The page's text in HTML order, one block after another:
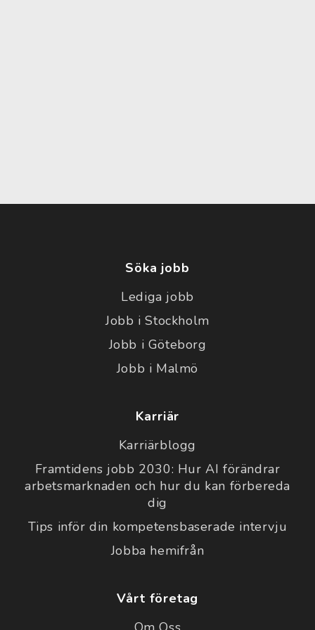
Söka jobb
Lediga jobb
Jobb i Stockholm
Jobb i Göteborg
Jobb i Malmö
Karriär
Karriärblogg
Framtidens jobb 2030: Hur AI förändrar
arbetsmarknaden och hur du kan förbereda
dig
Tips inför din kompetensbaserade intervju
Jobba hemifrån
Vårt företag